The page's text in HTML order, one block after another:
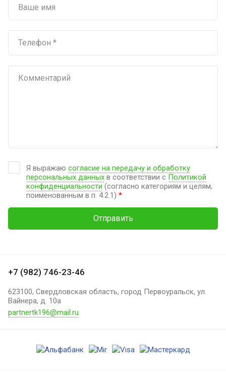
Я выражаю согласие на передачу и обработку
персональных данных в соответствии с Политикой
конфиденциальности (согласно категориям и целям,
поименованным в п. 4.2.1) *
Отправить
+7 (982) 746-23-46
623100, Свердловская область, город Первоуральск, ул.
Вайнера, д. 10а
partnertk196@mail.ru